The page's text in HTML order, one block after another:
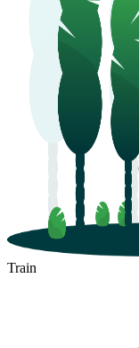
Train